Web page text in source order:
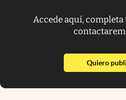
Accede aquí, completa
Quiero